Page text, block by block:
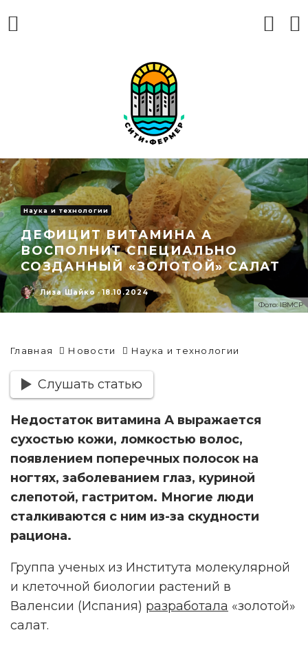
Фото: IBMCP
Наука и технологии
ДЕФИЦИТ ВИТАМИНА А
ВОСПОЛНИТ СПЕЦИАЛЬНО
СОЗДАННЫЙ «ЗОЛОТОЙ» САЛАТ
Лиза Шайко · 18.10.2024
Главная Новости Наука и технологии
Слушать статью
Недостаток витамина А выражается
сухостью кожи, ломкостью волос,
появлением поперечных полосок на
ногтях, заболеванием глаз, куриной
слепотой, гастритом. Многие люди
сталкиваются с ним из-за скудности
рациона.
Группа ученых из Института молекулярной
и клеточной биологии растений в
Валенсии (Испания) разработала «золотой»
салат.